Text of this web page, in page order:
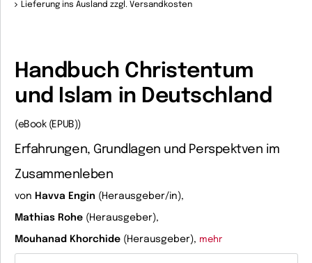
Lieferung ins Ausland zzgl. Versandkosten
Handbuch Christentum
und Islam in Deutschland
(eBook (EPUB))
Erfahrungen, Grundlagen und Perspektven im
Zusammenleben
von Havva Engin (Herausgeber/in),
Mathias Rohe (Herausgeber),
Mouhanad Khorchide (Herausgeber), mehr